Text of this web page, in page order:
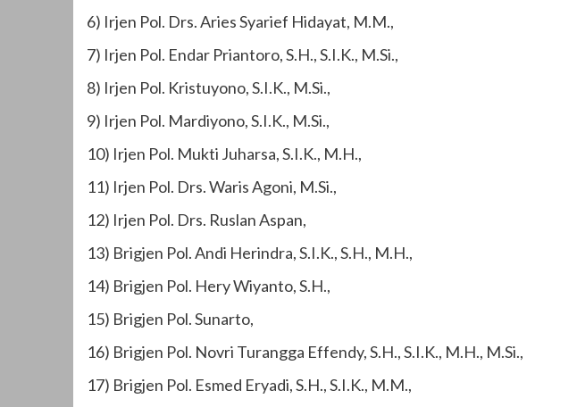
6) Irjen Pol. Drs. Aries Syarief Hidayat, M.M.,
7) Irjen Pol. Endar Priantoro, S.H., S.I.K., M.Si.,
8) Irjen Pol. Kristuyono, S.I.K., M.Si.,
9) Irjen Pol. Mardiyono, S.I.K., M.Si.,
10) Irjen Pol. Mukti Juharsa, S.I.K., M.H.,
11) Irjen Pol. Drs. Waris Agoni, M.Si.,
12) Irjen Pol. Drs. Ruslan Aspan,
13) Brigjen Pol. Andi Herindra, S.I.K., S.H., M.H.,
14) Brigjen Pol. Hery Wiyanto, S.H.,
15) Brigjen Pol. Sunarto,
16) Brigjen Pol. Novri Turangga Effendy, S.H., S.I.K., M.H., M.Si.,
17) Brigjen Pol. Esmed Eryadi, S.H., S.I.K., M.M.,